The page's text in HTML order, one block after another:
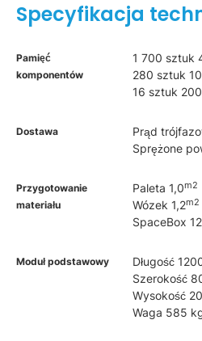
Specyfikacja
Pamięć
komponentów
1 700 sztuk
280 sztuk
16 sztuk
Dostawa
Prąd
Sprężone
Przygotowanie
materiału
Paleta 1,0m2
Wózek 1,2m2
SpaceBox
Moduł podstawowy
Długość
Szerokość
Wysokość
Waga 585